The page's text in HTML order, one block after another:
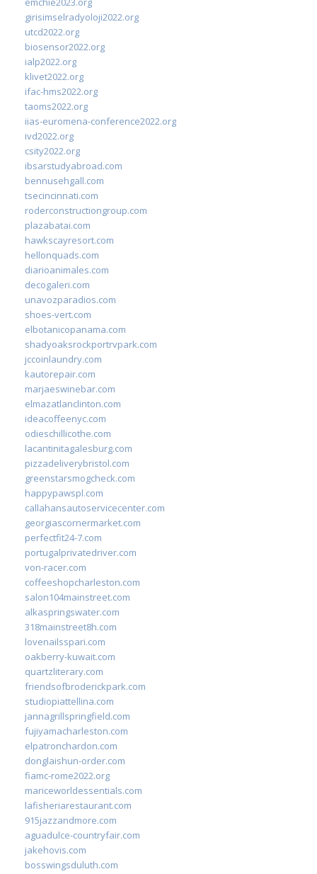
girisimselradyoloji2022.org
utcd2022.org
biosensor2022.org
ialp2022.org
klivet2022.org
ifac-hms2022.org
taoms2022.org
iias-euromena-conference2022.org
ivd2022.org
csity2022.org
ibsarstudyabroad.com
bennusehgall.com
tsecincinnati.com
roderconstructiongroup.com
plazabatai.com
hawkscayresort.com
hellonquads.com
diarioanimales.com
decogaleri.com
unavozparadios.com
shoes-vert.com
elbotanicopanama.com
shadyoaksrockportrvpark.com
jccoinlaundry.com
kautorepair.com
marjaeswinebar.com
elmazatlanclinton.com
ideacoffeenyc.com
odieschillicothe.com
lacantinitagalesburg.com
pizzadeliverybristol.com
greenstarsmogcheck.com
happypawspl.com
callahansautoservicecenter.com
georgiascornermarket.com
perfectfit24-7.com
portugalprivatedriver.com
von-racer.com
coffeeshopcharleston.com
salon104mainstreet.com
alkaspringswater.com
318mainstreet8h.com
lovenailsspari.com
oakberry-kuwait.com
quartzliterary.com
friendsofbroderickpark.com
studiopiattellina.com
jannagrillspringfield.com
fujiyamacharleston.com
elpatronchardon.com
donglaishun-order.com
fiamc-rome2022.org
mariceworldessentials.com
lafisheriarestaurant.com
915jazzandmore.com
aguadulce-countryfair.com
jakehovis.com
bosswingsduluth.com